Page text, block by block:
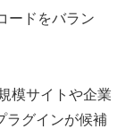
ードをバラン
模サイトや企業
ラグインが候補